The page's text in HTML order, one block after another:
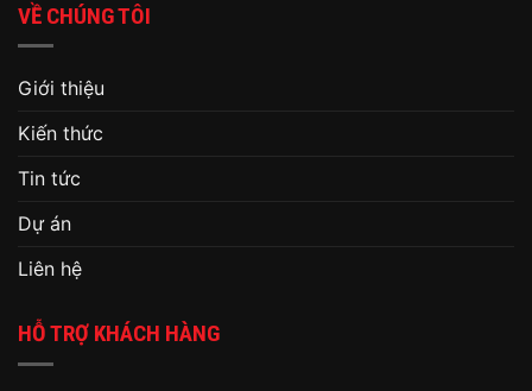
VỀ CHÚNG TÔI
Giới thiệu
Kiến thức
Tin tức
Dự án
Liên hệ
HỖ TRỢ KHÁCH HÀNG